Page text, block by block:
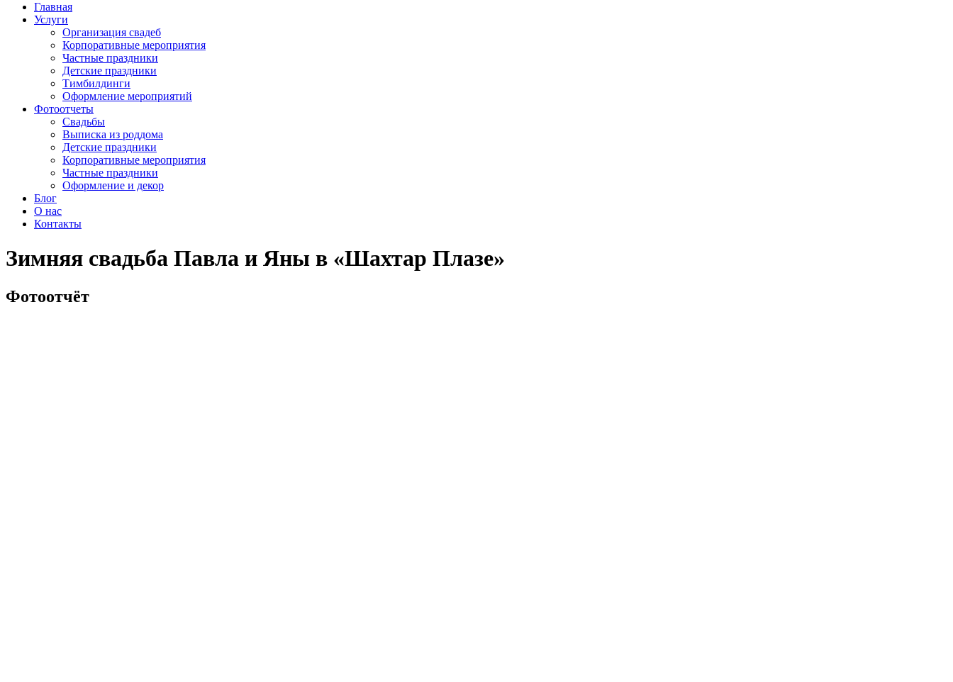
Главная
Услуги
Организация свадеб
Корпоративные мероприятия
Частные праздники
Детские праздники
Тимбилдинги
Оформление мероприятий
Фотоотчеты
Cвадьбы
Выписка из роддома
Детские праздники
Корпоративные мероприятия
Частные праздники
Оформление и декор
Блог
О нас
Контакты
Зимняя свадьба Павла и Яны в «Шахтар Плазе»
Фотоотчёт